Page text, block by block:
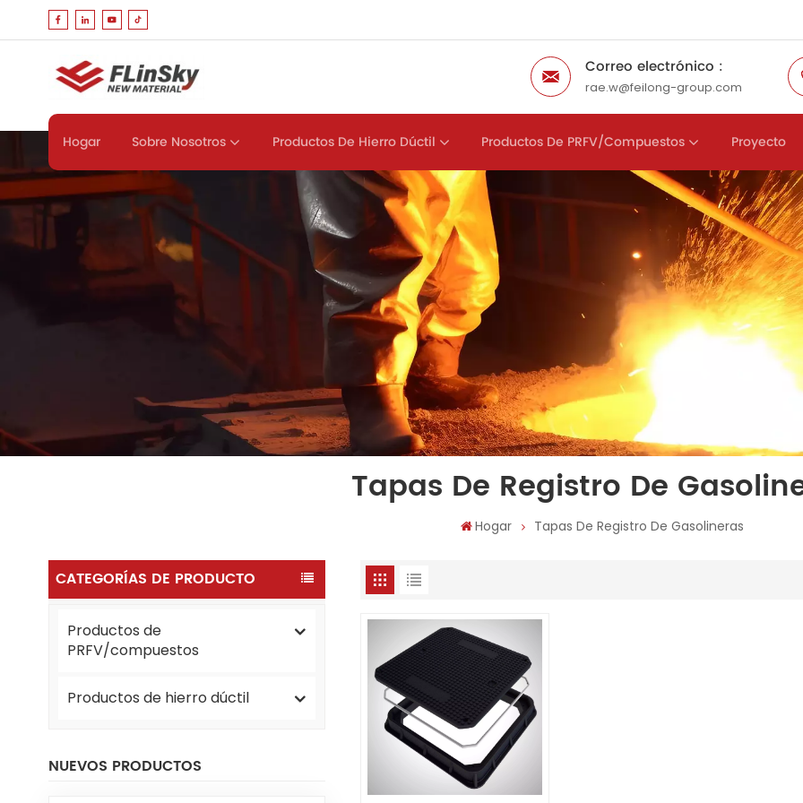
Correo electrónico :
rae.w@feilong-group.com
Hogar Sobre Nosotros Productos De Hierro Dúctil Productos De PRFV/compuestos Proyecto
Tapas De Registro De
Hogar Tapas De Registro De Gasolineras
CATEGORÍAS DE PRODUCTO
Productos de
PRFV/compuestos
Productos de hierro dúctil
NUEVOS PRODUCTOS